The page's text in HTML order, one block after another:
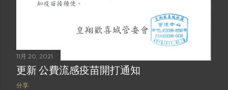
11月 20, 2021
更新 公費流感疫苗開打通知
分享